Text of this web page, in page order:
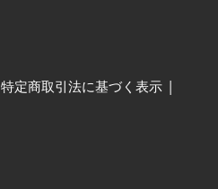
特定商取引法に基づく表示